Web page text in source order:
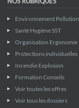
Environnement Pollution
Santé Hygiène SST
Organisation Ergonomie
Protections individuelles
Incendie Explosion
Formation Conseils
Voir toutes les offres
Voir tous les dossiers